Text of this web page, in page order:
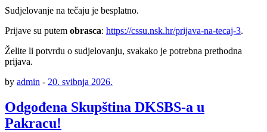
Sudjelovanje na tečaju je besplatno.
Prijave su putem obrasca: https://cssu.nsk.hr/prijava-na-tecaj-3.
Želite li potvrdu o sudjelovanju, svakako je potrebna prethodna
prijava.
by admin - 20. svibnja 2026.
Odgođena Skupština DKSBS-a u
Pakracu!